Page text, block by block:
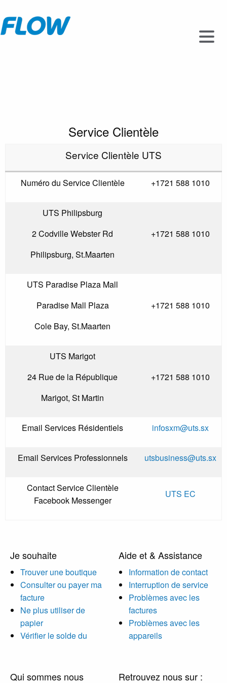
Service Clientèle
Service Clientèle UTS
Numéro du Service Clientèle +1721 588 1010
UTS Philipsburg
2 Codville Webster Rd
Philipsburg, St.Maarten
+1721 588 1010
UTS Paradise Plaza Mall
Paradise Mall Plaza
Cole Bay, St.Maarten
+1721 588 1010
UTS Marigot
24 Rue de la République
Marigot, St Martin
+1721 588 1010
Email Services Résidentiels infosxm@uts.sx
Email Services Professionnels utsbusiness@uts.sx
Contact Service Clientèle
Facebook Messenger
UTS EC
Je souhaite
Trouver une boutique
Consulter ou payer ma
facture
Ne plus utiliser de
papier
Vérifier le solde du
Aide et & Assistance
Information de contact
Interruption de service
Problèmes avec les
factures
Problèmes avec les
appareils
Qui sommes nous Retrouvez nous sur :